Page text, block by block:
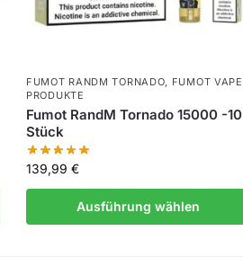
FUMOT RANDM TORNADO, FUMOT VAPE
PRODUKTE
Fumot RandM Tornado 15000 -10
Stück
139,99€
Ausführung wählen